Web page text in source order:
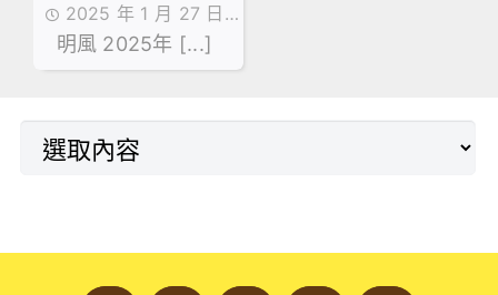
期2025 年 1 月 27 日
明風,書刊
明風 2025年 [...]